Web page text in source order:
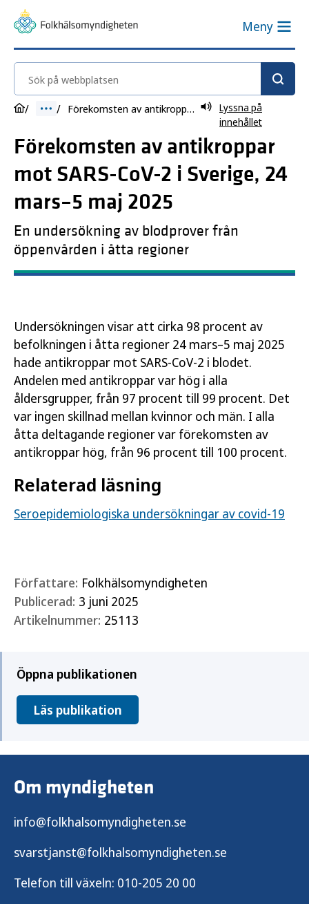
Meny
Sök på webbplatsen
Förekomsten av antikroppar mot SARS-CoV-2 i Sverige, 24 mars–5 maj 2025
Lyssna på
innehållet
Förekomsten av antikroppar
mot SARS-CoV-2 i Sverige, 24
mars–5 maj 2025
En undersökning av blodprover från
öppenvården i åtta regioner
Undersökningen visar att cirka 98 procent av
befolkningen i åtta regioner 24 mars–5 maj 2025
hade antikroppar mot SARS-CoV-2 i blodet.
Andelen med antikroppar var hög i alla
åldersgrupper, från 97 procent till 99 procent. Det
var ingen skillnad mellan kvinnor och män. I alla
åtta deltagande regioner var förekomsten av
antikroppar hög, från 96 procent till 100 procent.
Relaterad läsning
Seroepidemiologiska undersökningar av covid-19
Författare: Folkhälsomyndigheten
Publicerad: 3 juni 2025
Artikelnummer: 25113
Öppna publikationen
Läs publikation
Om myndigheten
info@folkhalsomyndigheten.se
svarstjanst@folkhalsomyndigheten.se
Telefon till växeln: 010-205 20 00